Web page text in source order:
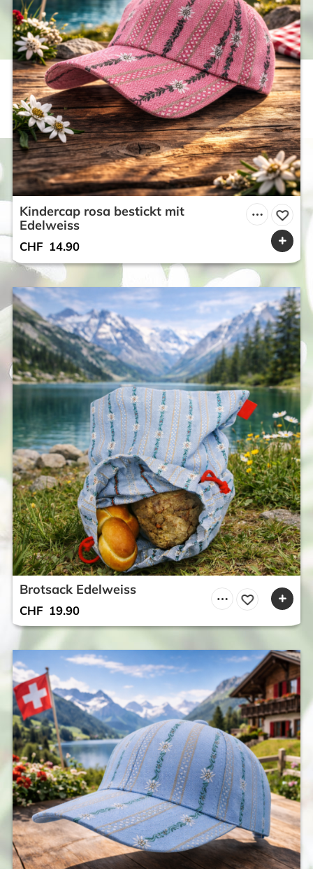
Kindercap rosa bestickt mit
Edelweiss
CHF 14.90
Brotsack Edelweiss
CHF 19.90